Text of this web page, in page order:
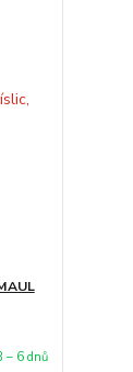
– 6 dnů